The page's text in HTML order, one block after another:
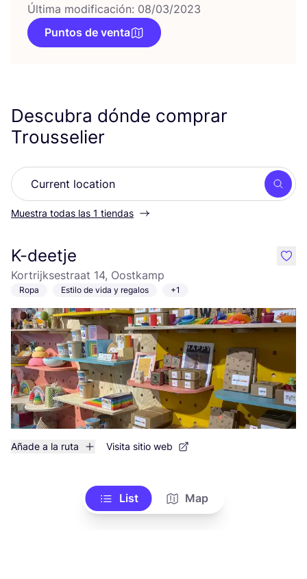
Última modificación: 08/03/2023
Puntos de venta
Descubra dónde comprar
Trousselier
Muestra todas las 1 tiendas
K-deetje
Kortrijksestraat 14, Oostkamp
Ropa Estilo de vida y regalos +1
Añade a la ruta Visita sitio web
like
List Map